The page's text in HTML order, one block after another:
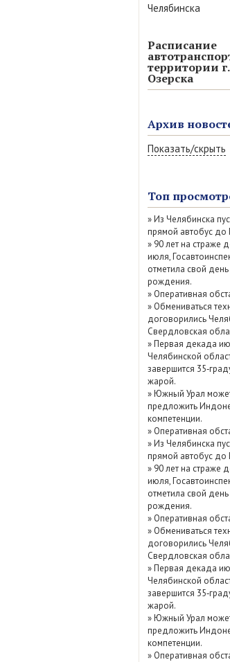
Челябинска
Расписание
территории г.
Озерска
Архив
Показать/скрыть
Июль 2026 (77)
Июнь 2026 (52)
Май 2026 (69)
Апрель 2026
Март 2026 (79)
Показать /
архив
Топ
»Из Челябинска
прямой автобус
» 90 лет на страже
июля,
отметила свой день
рождения.
» Оперативная
» Обмениваться
договорились
Свердловская
»Первая декада
Челябинской
завершится
жарой.
»Южный Урал
предложить
компетенции.
» Оперативная
»Из Челябинска
прямой автобус
» 90 лет на страже
июля,
отметила свой день
рождения.
» Оперативная
» Обмениваться
договорились
Свердловская
»Первая декада
Челябинской
завершится
жарой.
»Южный Урал
предложить
компетенции.
» Оперативная